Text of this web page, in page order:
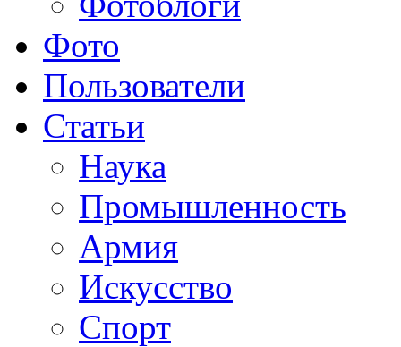
Фото
Пользователи
Статьи
Наука
Промышленность
Армия
Искусство
Спорт